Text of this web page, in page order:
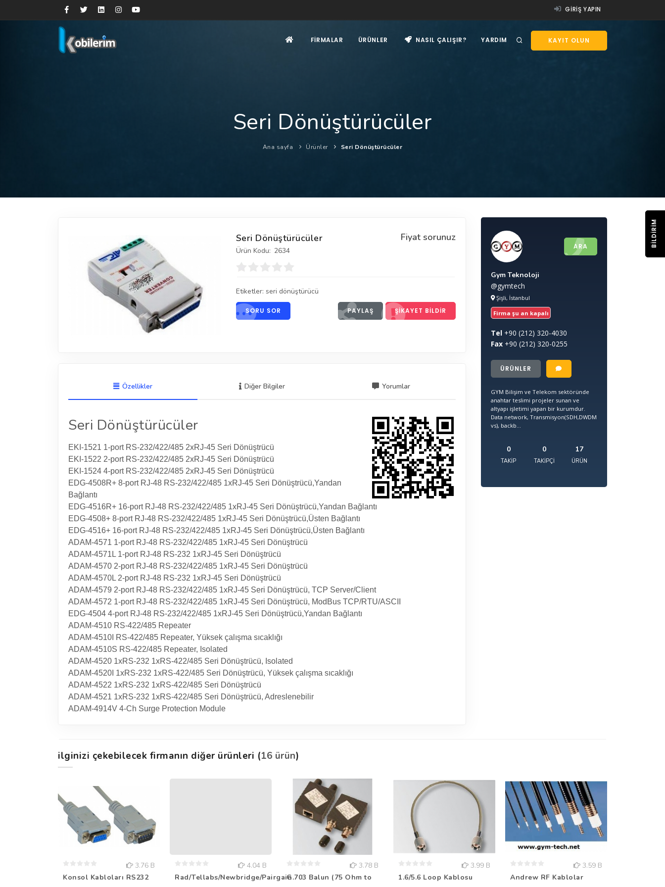
GIRIŞ YAPIN
KAYIT OLUN
FIRMALAR ÜRÜNLER NASIL ÇALIŞIR? YARDIM
Seri Dönüştürücüler
Ana sayfa Ürünler Seri Dönüştürücüler
Fiyat sorunuz
Seri Dönüştürücüler
Ürün Kodu: 2634
Etiketler: seri dönüştürücü
SORU SOR PAYLAŞ ŞIKAYET BILDIR
Özellikler Diğer Bilgiler Yorumlar
Seri Dönüştürücüler
EKI-1521 1-port RS-232/422/485 2xRJ-45 Seri Dönüştrücü
EKI-1522 2-port RS-232/422/485 2xRJ-45 Seri Dönüştrücü
EKI-1524 4-port RS-232/422/485 2xRJ-45 Seri Dönüştrücü
EDG-4508R+ 8-port RJ-48 RS-232/422/485 1xRJ-45 Seri Dönüştrücü,Yandan
Bağlantı
EDG-4516R+ 16-port RJ-48 RS-232/422/485 1xRJ-45 Seri Dönüştrücü,Yandan Bağlantı
EDG-4508+ 8-port RJ-48 RS-232/422/485 1xRJ-45 Seri Dönüştrücü,Üsten Bağlantı
EDG-4516+ 16-port RJ-48 RS-232/422/485 1xRJ-45 Seri Dönüştrücü,Üsten Bağlantı
ADAM-4571 1-port RJ-48 RS-232/422/485 1xRJ-45 Seri Dönüştrücü
ADAM-4571L 1-port RJ-48 RS-232 1xRJ-45 Seri Dönüştrücü
ADAM-4570 2-port RJ-48 RS-232/422/485 1xRJ-45 Seri Dönüştrücü
ADAM-4570L 2-port RJ-48 RS-232 1xRJ-45 Seri Dönüştrücü
ADAM-4579 2-port RJ-48 RS-232/422/485 1xRJ-45 Seri Dönüştrücü, TCP Server/Client
ADAM-4572 1-port RJ-48 RS-232/422/485 1xRJ-45 Seri Dönüştrücü, ModBus TCP/RTU/ASCII
EDG-4504 4-port RJ-48 RS-232/422/485 1xRJ-45 Seri Dönüştrücü,Yandan Bağlantı
ADAM-4510 RS-422/485 Repeater
ADAM-4510I RS-422/485 Repeater, Yüksek çalışma sıcaklığı
ADAM-4510S RS-422/485 Repeater, Isolated
ADAM-4520 1xRS-232 1xRS-422/485 Seri Dönüştrücü, Isolated
ADAM-4520I 1xRS-232 1xRS-422/485 Seri Dönüştrücü, Yüksek çalışma sıcaklığı
ADAM-4522 1xRS-232 1xRS-422/485 Seri Dönüştrücü
ADAM-4521 1xRS-232 1xRS-422/485 Seri Dönüştrücü, Adreslenebilir
ADAM-4914V 4-Ch Surge Protection Module
ARA
Gym Teknoloji
@gymtech
Şişli, İstanbul
Firma şu an kapalı
Tel +90 (212) 320-4030
Fax +90 (212) 320-0255
ÜRÜNLER
GYM Bilişim ve Telekom sektöründe
anahtar teslimi projeler sunan ve
altyapı işletimi yapan bir kurumdur.
Data network, Transmisyon(SDH,DWDM
vs), backb...
0
TAKIP
0
TAKIPÇI
17
ÜRÜN
ilginizi çekebilecek firmanın diğer ürünleri (16 ürün)
3.76 B
Konsol Kabloları RS232
4.04 B
Rad/Tellabs/Newbridge/Pairgain
3.78 B
G.703 Balun (75 Ohm to
3.99 B
1.6/5.6 Loop Kablosu
3.59 B
Andrew RF Kablolar
BILDIRIM